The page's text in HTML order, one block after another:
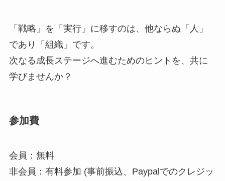
「戦略」を「実行」に移すのは、他ならぬ「人」
であり「組織」です。
次なる成長ステージへ進むためのヒントを、共に
学びませんか？
参加費
会員：無料
非会員：有料参加 (事前振込、Paypalでのクレジッ